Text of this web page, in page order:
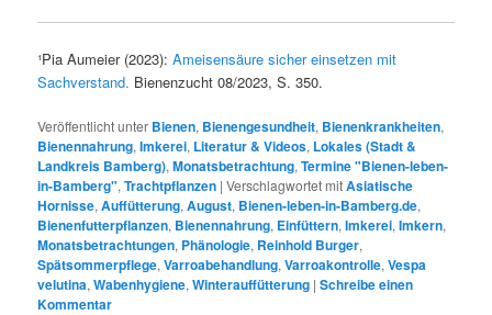
¹Pia Aumeier (2023):Ameisensäure sicher einsetzen mit
Sachverstand. Bienenzucht 08/2023, S. 350.
Veröffentlicht unter Bienen, Bienengesundheit, Bienenkrankheiten,
Bienennahrung,Imkerei, Literatur & Videos, Lokales (Stadt &
Landkreis Bamberg),Monatsbetrachtung,Termine "Bienen-leben-
in-Bamberg",Trachtpflanzen |Verschlagwortet mitAsiatische
Hornisse,Auffütterung,August, Bienen-leben-in-Bamberg.de,
Bienenfutterpflanzen, Bienennahrung, Einfüttern,Imkerei,Imkern,
Monatsbetrachtungen, Phänologie, Reinhold Burger,
Spätsommerpflege,Varroabehandlung,Varroakontrolle,Vespa
velutina,Wabenhygiene,Winterauffütterung |Schreibe einen
Kommentar